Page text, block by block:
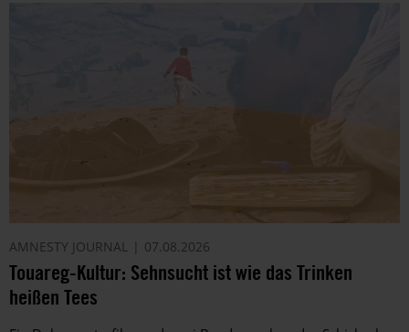
AMNESTY JOURNAL 07.08.2026
Touareg-Kultur: Sehnsucht ist wie das Trinken
heißen Tees